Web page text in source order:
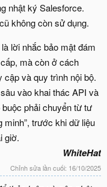
nhật ký Salesforce.
không còn sử dụng.
lời nhắc bảo mật đám
mà còn ở cách
cập và quy trình nội bộ.
vào khai thác API và
phải chuyển từ tư
minh”, trước khi dữ liệu
giờ.
WhiteHat
Chỉnh sửa lần cuối: 16/10/2025